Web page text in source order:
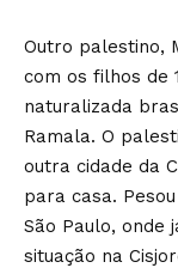
Outro palestino,
com os filhos de
naturalizada
Ramala. O
outra cidade da
para casa.
São Paulo, onde
situação na